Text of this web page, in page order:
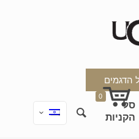
הדגמים
0